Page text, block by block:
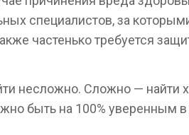
специалистов, за
частенько требуется
несложно. Сложно — найти
быть на 100% уверенным в